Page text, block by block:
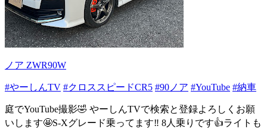
ノア ZWR90W
#やーしんTV #クロススピードCR5 #90ノア #YouTube #納車
庭でYouTube撮影🤣 やーしんTVで検索と登録よろしくお願
いします🤩S-Xグレード乗ってます‼️ 8人乗りです👍ライトも